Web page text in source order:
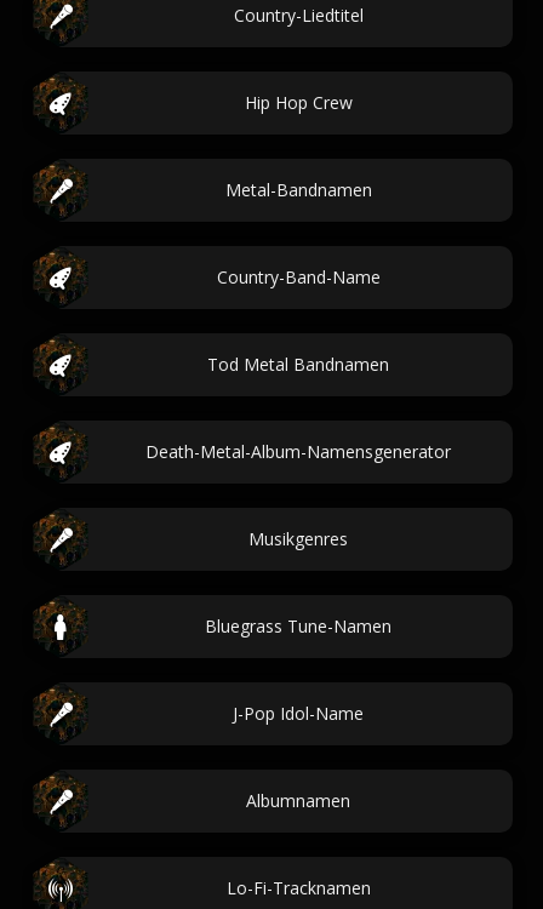
Country-Liedtitel
Hip Hop Crew
Metal-Bandnamen
Country-Band-Name
Tod Metal Bandnamen
Death-Metal-Album-Namensgenerator
Musikgenres
Bluegrass Tune-Namen
J-Pop Idol-Name
Albumnamen
Lo-Fi-Tracknamen